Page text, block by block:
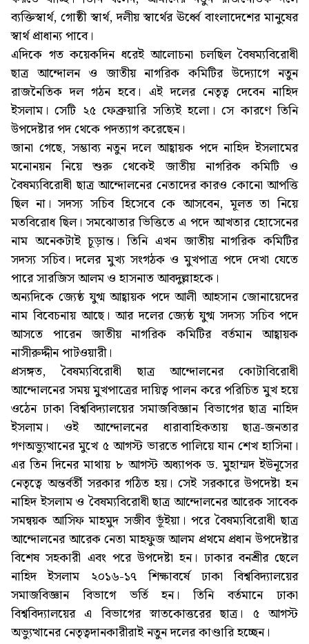
ব্যক্তিস্বার্থ, গোষ্ঠী স্বার্থ, দলীয় স্বার্থের ঊর্ধ্বে বাংলাদেশের মানুষের
স্বার্থ প্রাধান্য পাবে।
এদিকে গত কয়েকদিন ধরেই আলোচনা চলছিল বৈষম্যবিরোধী
ছাত্র আন্দোলন ও জাতীয় নাগরিক কমিটির উদ্যোগে নতুন
রাজনৈতিক দল গঠন হবে। এই দলের নেতৃত্ব দেবেন নাহিদ
ইসলাম। সেটি ২৫ ফেব্রুয়ারি সত্যিই হলো। সে কারণে তিনি
উপদেষ্টার পদ থেকে পদত্যাগ করেছেন।
জানা গেছে, সম্ভাব্য নতুন দলে আহ্বায়ক পদে নাহিদ ইসলামের
মনোনয়ন নিয়ে শুরু থেকেই জাতীয় নাগরিক কমিটি ও
বৈষম্যবিরোধী ছাত্র আন্দোলনের নেতাদের কারও কোনো আপত্তি
ছিল না। সদস্য সচিব হিসেবে কে আসবেন, মূলত তা নিয়ে
মতবিরোধ ছিল। সমঝোতার ভিত্তিতে এ পদে আখতার হোসেনের
নাম অনেকটাই চূড়ান্ত। তিনি এখন জাতীয় নাগরিক কমিটির
সদস্য সচিব। দলের মুখ্য সংগঠক ও মুখপাত্র পদে দেখা যেতে
পারে সারজিস আলম ও হাসনাত আবদুল্লাহকে।
অন্যদিকে জ্যেষ্ঠ যুগ্ম আহ্বায়ক পদে আলী আহসান জোনায়েদের
নাম বিবেচনায় আছে। আর দলের জ্যেষ্ঠ যুগ্ম সদস্য সচিব পদে
আসতে পারেন জাতীয় নাগরিক কমিটির বর্তমান আহ্বায়ক
নাসীরুদ্দীন পাটওয়ারী।
প্রসঙ্গত, বৈষম্যবিরোধী ছাত্র আন্দোলনের কোটাবিরোধী
আন্দোলনের সময় মুখপাত্রের দায়িত্ব পালন করে পরিচিত মুখ হয়ে
ওঠেন ঢাকা বিশ্ববিদ্যালয়ের সমাজবিজ্ঞান বিভাগের ছাত্র নাহিদ
ইসলাম। ওই আন্দোলনের ধারাবাহিকতায় ছাত্র-জনতার
গণঅভ্যুত্থানের মুখে ৫ আগস্ট ভারতে পালিয়ে যান শেখ হাসিনা।
এর তিন দিনের মাথায় ৮ আগস্ট অধ্যাপক ড. মুহাম্মদ ইউনূসের
নেতৃত্বে অন্তর্বর্তী সরকার গঠিত হয়। সেই সরকারে উপদেষ্টা হন
নাহিদ ইসলাম ও বৈষম্যবিরোধী ছাত্র আন্দোলনের আরেক সাবেক
সমন্বয়ক আসিফ মাহমুদ সজীব ভূঁইয়া। পরে বৈষম্যবিরোধী ছাত্র
আন্দোলনের আরেক নেতা মাহফুজ আলম প্রথমে প্রধান উপদেষ্টার
বিশেষ সহকারী এবং পরে উপদেষ্টা হন। ঢাকার বনশ্রীর ছেলে
নাহিদ ইসলাম ২০১৬-১৭ শিক্ষাবর্ষে ঢাকা বিশ্ববিদ্যালয়ের
সমাজবিজ্ঞান বিভাগে ভর্তি হন। তিনি বর্তমানে ঢাকা
বিশ্ববিদ্যালয়ের এ বিভাগের স্নাতকোত্তরের ছাত্র। ৫ আগস্ট
অভ্যুত্থানের নেতৃত্বদানকারীরাই নতুন দলের কাণ্ডারি হচ্ছেন।